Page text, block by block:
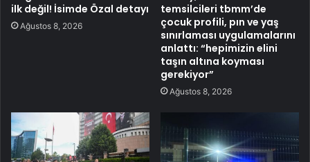
ilk değil! İsimde Özal detayı
Ağustos 8, 2026
temsilcileri tbmm’de
çocuk profili, pın ve yaş
sınırlaması uygulamalarını
anlattı: “hepimizin elini
taşın altına koyması
gerekiyor”
Ağustos 8, 2026